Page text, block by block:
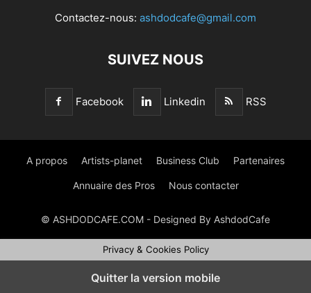
Contactez-nous: ashdodcafe@gmail.com
SUIVEZ NOUS
Facebook Linkedin RSS
A propos Artists-planet Business Club Partenaires
Annuaire des Pros Nous contacter
© ASHDODCAFE.COM - Designed By AshdodCafe
Privacy & Cookies Policy
Quitter la version mobile